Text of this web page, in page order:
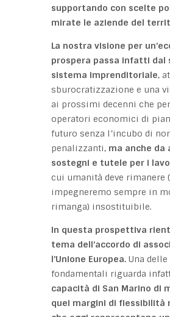
supportando con scelte
mirate le aziende del
La nostra visione per
prospera passa infatti dal
sistema imprenditoriale,
sburocratizzazione e una
ai prossimi decenni che
operatori economici di
futuro senza l’incubo di
penalizzanti, ma anche da
sostegni e tutele per i
cui umanità deve rimanere
impegneremo sempre in
rimanga) insostituibile.
In questa prospettiva
tema dell’accordo di
l’Unione Europea. Una
fondamentali riguarda
capacità di San Marino di
quei margini di flessibilità